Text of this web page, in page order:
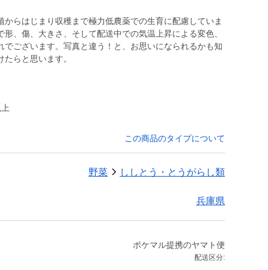
らはじまり収穫まで極力低農薬での生育に配慮していま
、傷、大きさ、そして配送中での気温上昇による変色、
ございます。写真と違う！と、お思いになられるかも知
らと思います。
この商品のタイプについて
野菜 ししとう・とうがらし類
兵庫県
ポケマル提携のヤマト便
配送区分: